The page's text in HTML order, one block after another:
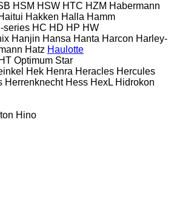
HSM HSW HTC HZM Habermann
Hakken Halla Hamm
series HC HD HP HW
Hanjin Hansa Hanta Harcon Harley-
Hatz Haulotte
HT Optimum Star
Hek Henra Heracles Hercules
Herrenknecht Hess HexL Hidrokon
Hino